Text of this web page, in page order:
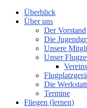
Überblick
Über uns
Der Vorstand
Die
Unsere
Unser
Die Werkstatt
Termine
Fliegen (lernen)